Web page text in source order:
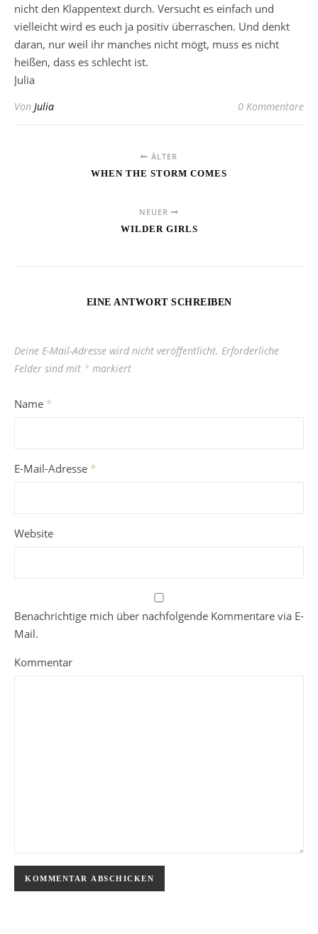
nicht den Klappentext durch. Versucht es einfach und
vielleicht wird es euch ja positiv überraschen. Und denkt
daran, nur weil ihr manches nicht mögt, muss es nicht
heißen, dass es schlecht ist.
Julia
Von Julia 0 Kommentare
ÄLTER
WHEN THE STORM COMES
NEUER
WILDER GIRLS
EINE ANTWORT SCHREIBEN
Deine E-Mail-Adresse wird nicht veröffentlicht. Erforderliche
Felder sind mit * markiert
Name *
E-Mail-Adresse *
Website
Benachrichtige mich über nachfolgende Kommentare via E-
Mail.
Kommentar